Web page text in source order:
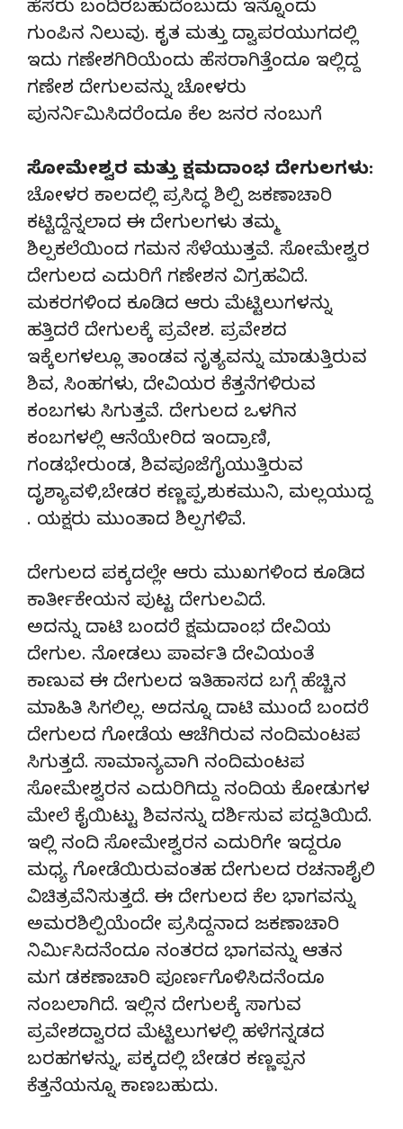
ಹೆಸರು ಬಂದಿರಬಹುದೆಂಬುದು ಇನ್ನೊಂದು
ಗುಂಪಿನ ನಿಲುವು. ಕೃತ ಮತ್ತು ದ್ವಾಪರಯುಗದಲ್ಲಿ
ಇದು ಗಣೇಶಗಿರಿಯೆಂದು ಹೆಸರಾಗಿತ್ತೆಂದೂ ಇಲ್ಲಿದ್ದ
ಗಣೇಶ ದೇಗುಲವನ್ನು ಚೋಳರು
ಪುನರ್ನಿಮಿಸಿದರೆಂದೂ ಕೆಲ ಜನರ ನಂಬುಗೆ
ಸೋಮೇಶ್ವರ ಮತ್ತು ಕ್ಷಮದಾಂಭ ದೇಗುಲಗಳು:
ಚೋಳರ ಕಾಲದಲ್ಲಿ ಪ್ರಸಿದ್ಧ ಶಿಲ್ಪಿ ಜಕಣಾಚಾರಿ
ಕಟ್ಟಿದ್ದೆನ್ನಲಾದ ಈ ದೇಗುಲಗಳು ತಮ್ಮ
ಶಿಲ್ಪಕಲೆಯಿಂದ ಗಮನ ಸೆಳೆಯುತ್ತವೆ. ಸೋಮೇಶ್ವರ
ದೇಗುಲದ ಎದುರಿಗೆ ಗಣೇಶನ ವಿಗ್ರಹವಿದೆ.
ಮಕರಗಳಿಂದ ಕೂಡಿದ ಆರು ಮೆಟ್ಟಿಲುಗಳನ್ನು
ಹತ್ತಿದರೆ ದೇಗುಲಕ್ಕೆ ಪ್ರವೇಶ. ಪ್ರವೇಶದ
ಇಕ್ಕೆಲಗಳಲ್ಲೂ ತಾಂಡವ ನೃತ್ಯವನ್ನು ಮಾಡುತ್ತಿರುವ
ಶಿವ, ಸಿಂಹಗಳು, ದೇವಿಯರ ಕೆತ್ತನೆಗಳಿರುವ
ಕಂಬಗಳು ಸಿಗುತ್ತವೆ. ದೇಗುಲದ ಒಳಗಿನ
ಕಂಬಗಳಲ್ಲಿ ಆನೆಯೇರಿದ ಇಂದ್ರಾಣಿ,
ಗಂಡಭೇರುಂಡ, ಶಿವಪೂಜೆಗೈಯುತ್ತಿರುವ
ದೃಶ್ಯಾವಳಿ,ಬೇಡರ ಕಣ್ಣಪ್ಪ,ಶುಕಮುನಿ, ಮಲ್ಲಯುದ್ದ
. ಯಕ್ಷರು ಮುಂತಾದ ಶಿಲ್ಪಗಳಿವೆ.
ದೇಗುಲದ ಪಕ್ಕದಲ್ಲೇ ಆರು ಮುಖಗಳಿಂದ ಕೂಡಿದ
ಕಾರ್ತೀಕೇಯನ ಪುಟ್ಟ ದೇಗುಲವಿದೆ.
ಅದನ್ನು ದಾಟಿ ಬಂದರೆ ಕ್ಷಮದಾಂಭ ದೇವಿಯ
ದೇಗುಲ. ನೋಡಲು ಪಾರ್ವತಿ ದೇವಿಯಂತೆ
ಕಾಣುವ ಈ ದೇಗುಲದ ಇತಿಹಾಸದ ಬಗ್ಗೆ ಹೆಚ್ಚಿನ
ಮಾಹಿತಿ ಸಿಗಲಿಲ್ಲ. ಅದನ್ನೂ ದಾಟಿ ಮುಂದೆ ಬಂದರೆ
ದೇಗುಲದ ಗೋಡೆಯ ಆಚೆಗಿರುವ ನಂದಿಮಂಟಪ
ಸಿಗುತ್ತದೆ. ಸಾಮಾನ್ಯವಾಗಿ ನಂದಿಮಂಟಪ
ಸೋಮೇಶ್ವರನ ಎದುರಿಗಿದ್ದು ನಂದಿಯ ಕೋಡುಗಳ
ಮೇಲೆ ಕೈಯಿಟ್ಟು ಶಿವನನ್ನು ದರ್ಶಿಸುವ ಪದ್ದತಿಯಿದೆ.
ಇಲ್ಲಿ ನಂದಿ ಸೋಮೇಶ್ವರನ ಎದುರಿಗೇ ಇದ್ದರೂ
ಮಧ್ಯ ಗೋಡೆಯಿರುವಂತಹ ದೇಗುಲದ ರಚನಾಶೈಲಿ
ವಿಚಿತ್ರವೆನಿಸುತ್ತದೆ. ಈ ದೇಗುಲದ ಕೆಲ ಭಾಗವನ್ನು
ಅಮರಶಿಲ್ಪಿಯೆಂದೇ ಪ್ರಸಿದ್ದನಾದ ಜಕಣಾಚಾರಿ
ನಿರ್ಮಿಸಿದನೆಂದೂ ನಂತರದ ಭಾಗವನ್ನು ಆತನ
ಮಗ ಡಕಣಾಚಾರಿ ಪೂರ್ಣಗೊಳಿಸಿದನೆಂದೂ
ನಂಬಲಾಗಿದೆ. ಇಲ್ಲಿನ ದೇಗುಲಕ್ಕೆ ಸಾಗುವ
ಪ್ರವೇಶದ್ವಾರದ ಮೆಟ್ಟಿಲುಗಳಲ್ಲಿ ಹಳೆಗನ್ನಡದ
ಬರಹಗಳನ್ನು, ಪಕ್ಕದಲ್ಲಿ ಬೇಡರ ಕಣ್ಣಪ್ಪನ
ಕೆತ್ತನೆಯನ್ನೂ ಕಾಣಬಹುದು.